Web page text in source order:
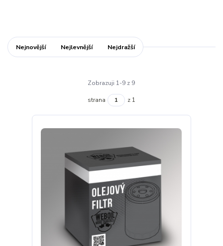
Nejnovější Nejlevnější Nejdražší
Zobrazuji 1-9 z 9
strana z 1